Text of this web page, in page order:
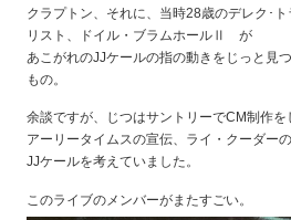
クラプトン、それに、当時28歳のデレク･
リスト、ドイル・ブラムホールⅡ が
あこがれのJJケールの指の動きをじっと見
もの。
余談ですが、じつはサントリーでCM制作を
アーリータイムスの宣伝、ライ・クーダーの
JJケールを考えていました。
このライブのメンバーがまたすごい。